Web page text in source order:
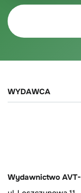
WYDAWCA
Wydawnictwo